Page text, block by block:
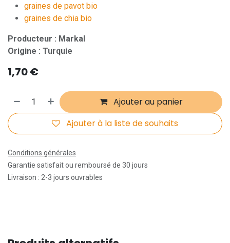
graines de pavot bio
graines de chia bio
Producteur : Markal
Origine : Turquie
1,70€
Ajouter au panier
Ajouter à la liste de souhaits
Conditions générales
Garantie satisfait ou remboursé de 30 jours
Livraison : 2-3 jours ouvrables